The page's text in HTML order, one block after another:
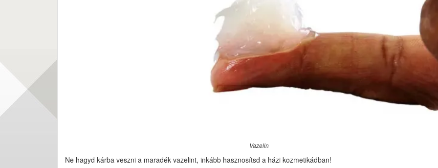
Vazelin
Ne hagyd kárba veszni a maradék vazelint, inkább hasznosítsd a házi kozmetikádban!